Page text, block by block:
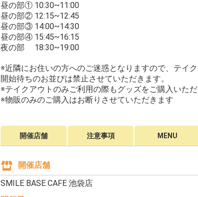
昼の部① 10:30~11:00
昼の部② 12:15~12:45
昼の部③ 14:00~14:30
昼の部④ 15:45~16:15
夜の部 18:30~19:00
※近隣にお住いの方へのご迷惑となりますので、テイ
開始待ちのお並びは禁止させていただきます。
※テイクアウトのみご利用の際もグッズをご購入いただ
※物販のみのご購入はお断りさせていただきます
開催店舗 注意事項 MENU
開催店舗
SMILE BASE CAFE 池袋店